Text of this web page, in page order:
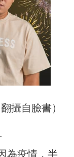
攝自臉書）
為疫情，半